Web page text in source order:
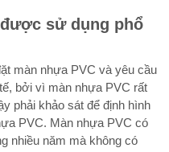
sử dụng phổ
màn nhựa PVC và yêu cầu
bởi vì màn nhựa PVC rất
phải khảo sát để định hình
PVC. Màn nhựa PVC có
nhiều năm mà không có